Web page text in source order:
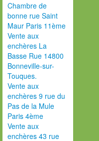
Chambre de
bonne rue Saint
Maur Paris 11ème
Vente aux
enchères La
Basse Rue 14800
Bonneville-sur-
Touques.
Vente aux
enchères 9 rue du
Pas de la Mule
Paris 4ème
Vente aux
enchères 43 rue